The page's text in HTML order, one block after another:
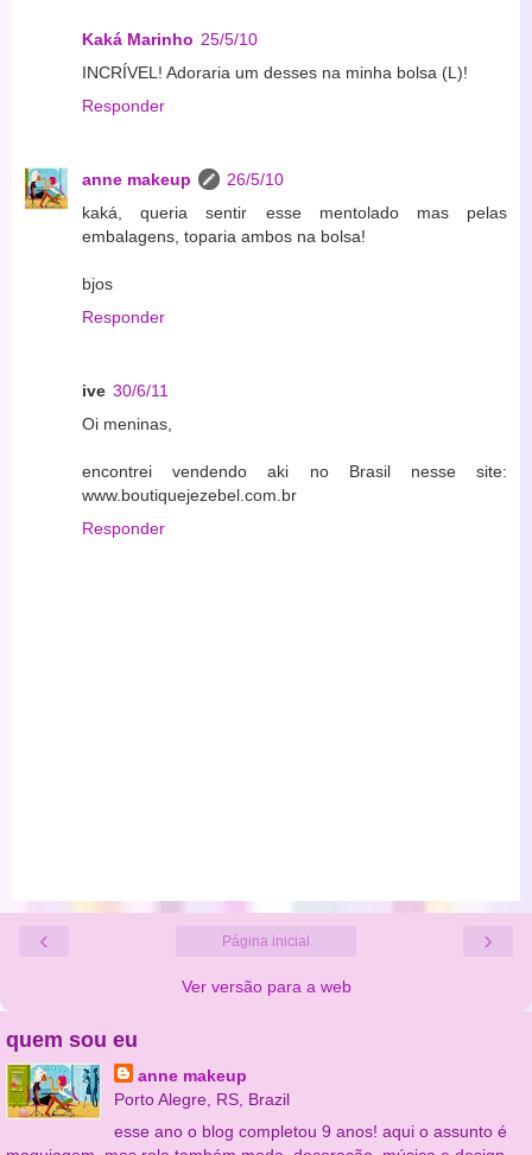
Kaká Marinho 25/5/10
INCRÍVEL! Adoraria um desses na minha bolsa (L)!
Responder
anne makeup
26/5/10
kaká, queria sentir esse mentolado mas pelas
embalagens, toparia ambos na bolsa!
bjos
Responder
ive 30/6/11
Oi meninas,
encontrei vendendo aki no Brasil nesse site:
www.boutiquejezebel.com.br
Responder
‹ ›
Página inicial
Ver versão para a web
quem sou eu
anne makeup
Porto Alegre, RS, Brazil
esse ano o blog completou 9 anos! aqui o assunto é